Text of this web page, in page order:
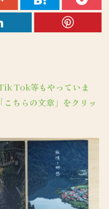
Tok等もやっていま
ちらの文章」をクリッ